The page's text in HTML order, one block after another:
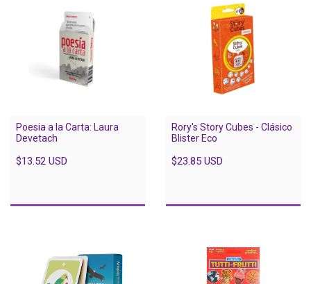
Poesia a la Carta: Laura
Devetach
$13.52 USD
Rory's Story Cubes - Clásico
Blister Eco
$23.85 USD